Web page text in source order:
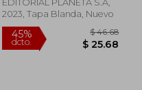
EDITORIAL PLANETA S.A,
2023, Tapa Blanda, Nuevo